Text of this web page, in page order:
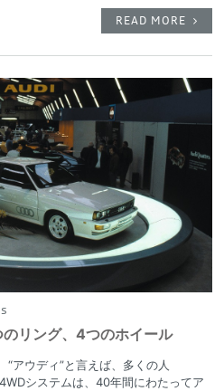
READ MORE
リング、4つのホイール
“アウディ”と言えば、多くの人
システムは、40年間にわたってア